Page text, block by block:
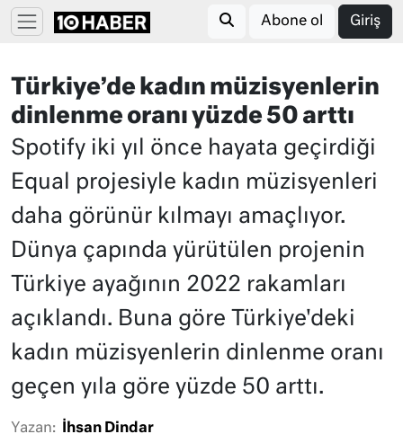
Abone ol Giriş
Türkiye’de kadın müzisyenlerin
dinlenme oranı yüzde 50 arttı
Spotify iki yıl önce hayata geçirdiği
Equal projesiyle kadın müzisyenleri
daha görünür kılmayı amaçlıyor.
Dünya çapında yürütülen projenin
Türkiye ayağının 2022 rakamları
açıklandı. Buna göre Türkiye'deki
kadın müzisyenlerin dinlenme oranı
geçen yıla göre yüzde 50 arttı.
Yazan: İhsan Dindar